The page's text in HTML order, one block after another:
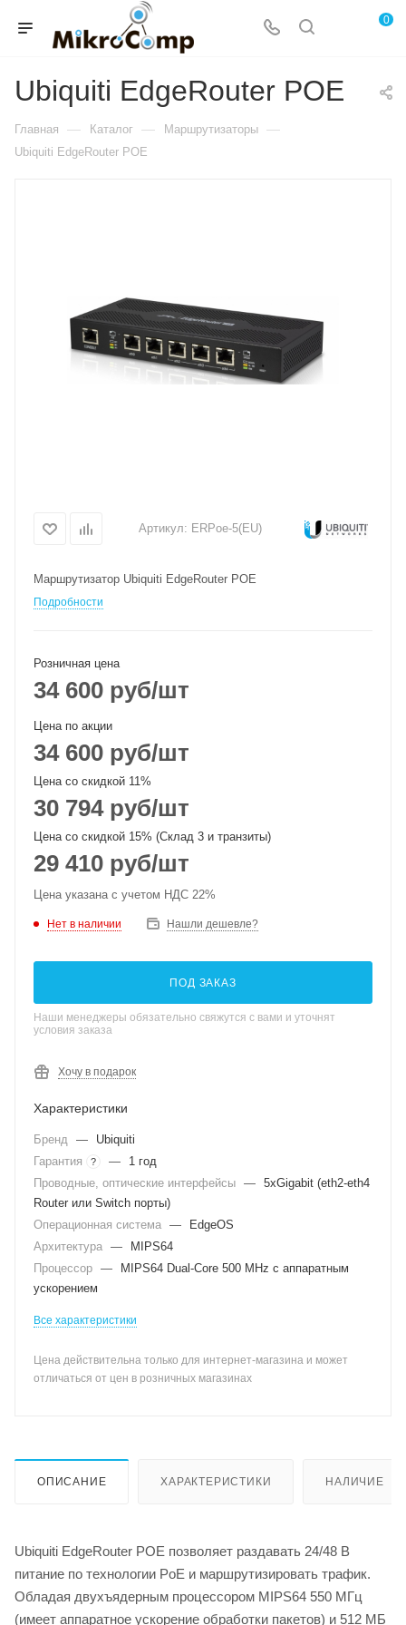
0
Ubiquiti EdgeRouter POE
Главная — Каталог — Маршрутизаторы —
Ubiquiti EdgeRouter POE
Артикул: ERPoe-5(EU)
Маршрутизатор Ubiquiti EdgeRouter POE
Подробности
Розничная цена
34 600 руб/шт
Цена по акции
34 600 руб/шт
Цена со скидкой 11%
30 794руб/шт
Цена со скидкой 15% (Склад 3 и транзиты)
29 410 руб/шт
Цена указана с учетом НДС 22%
Нет в наличии Нашли дешевле?
ПОД ЗАКАЗ
Наши менеджеры обязательно свяжутся с вами и уточнят
условия заказа
Хочу в подарок
Характеристики
Бренд —
Ubiquiti
Гарантия
? —
1 год
Проводные, оптические интерфейсы — 5xGigabit (eth2-eth4
Router или Switch порты)
Операционная система —
EdgeOS
Архитектура —
MIPS64
Процессор —
MIPS64 Dual-Core 500 MHz с аппаратным
ускорением
Все характеристики
Цена действительна только для интернет-магазина и может
отличаться от цен в розничных магазинах
ОПИСАНИЕ ХАРАКТЕРИСТИКИ НАЛИЧИЕ
Ubiquiti EdgeRouter POE позволяет раздавать 24/48 В
питание по технологии PoE и маршрутизировать трафик.
Обладая двухъядерным процессором MIPS64 550 МГц
(имеет аппаратное ускорение обработки пакетов) и 512 МБ